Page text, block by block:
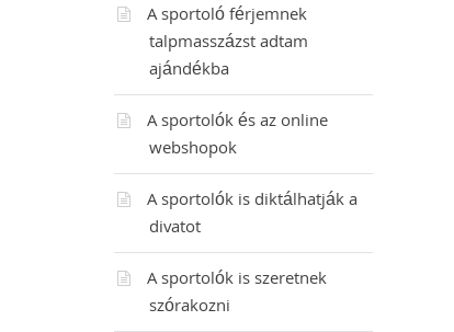
A sportoló férjemnek
talpmasszázst adtam
ajándékba
A sportolók és az online
webshopok
A sportolók is diktálhatják a
divatot
A sportolók is szeretnek
szórakozni